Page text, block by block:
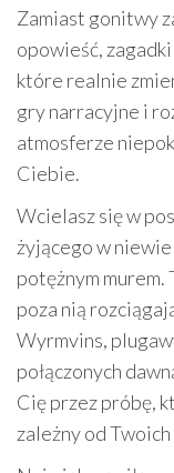
Zamiast gonitwy
opowieść,
które realnie
gry narracyjne i
atmosferze
Ciebie.
Wcielasz się w
żyjącego w
potężnym murem.
poza nią
Wyrmvins,
połączonych
Cię przez próbę,
zależny od